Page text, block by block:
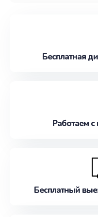
Бесплатная
Работаем
Бесплатный